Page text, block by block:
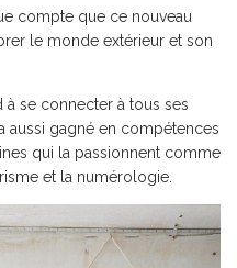
compte que ce nouveau
le monde extérieur et son
à se connecter à tous ses
aussi gagné en compétences
qui la passionnent comme
et la numérologie.